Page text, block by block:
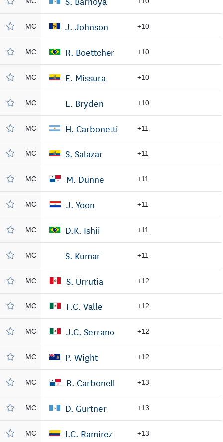
MC J. Johnson +10
MC R. Boettcher +10
MC E. Missura +10
MC L. Bryden +10
MC H. Carbonetti +11
MC S. Salazar +11
MC M. Dunne +11
MC J. Yoon +11
MC D.K. Ishii +11
MC S. Kumar +11
MC S. Urrutia +12
MC F.C. Valle +12
MC J.C. Serrano +12
MC P. Wight +12
MC R. Carbonell +13
MC D. Gurtner +13
MC I.C. Ramirez +13